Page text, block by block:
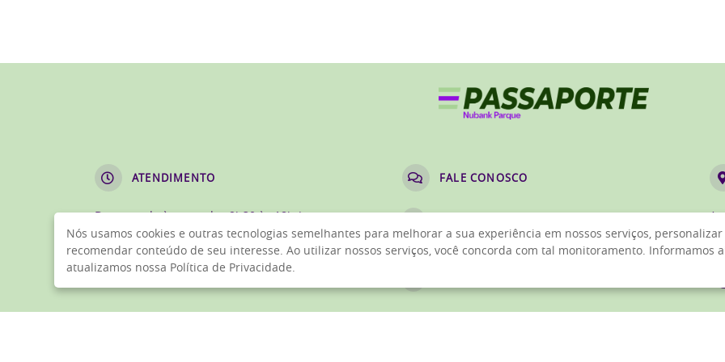
Nós usamos cookies e outras tecnologias semelhantes para melhorar a sua experiência em nossos serviços,
recomendar conteúdo de seu interesse. Ao utilizar nossos serviços, você concorda com tal monitoramento. Informamos
atualizamos nossa Política de Privacidade.
ATENDIMENTO
De segunda à sexta, das 9h30 às 18h (exceto
feriados)
Dias de jogos: 3h antes da abertura dos portões até
o intervalo da partida
FALE CONOSCO
(11) 4800-6668